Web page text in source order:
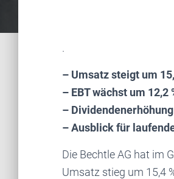
.
– Umsatz steigt um
– EBT wächst um 12,2
–
– Ausblick für
Die Bechtle AG hat im
Umsatz stieg um 15,4